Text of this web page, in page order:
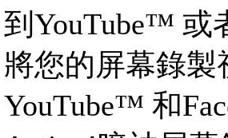
到YouTube™ 或
將您的屏幕錄
YouTube™ 和